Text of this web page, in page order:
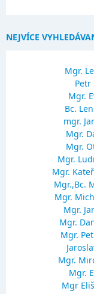
NEJVÍCE
Mgr.
Petr
Mgr.
Bc.
mgr.
Mgr.
Mgr.
Mgr.
Mgr.
Mgr.,Bc.
Mgr.
Mgr.
Mgr.
Mgr.
Mgr.
Mgr.
Mgr